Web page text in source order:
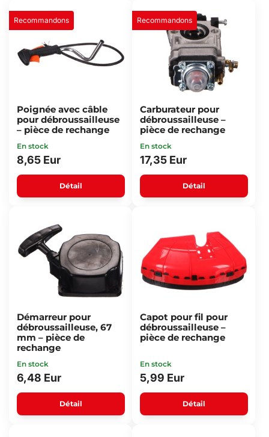
Recommandons
Poignée avec câble
pour débroussailleuse
– pièce de rechange
En stock
8,65 Eur
Détail
Recommandons
Carburateur pour
débroussailleuse –
pièce de rechange
En stock
17,35 Eur
Détail
Démarreur pour
débroussailleuse, 67
mm – pièce de
rechange
En stock
6,48 Eur
Détail
Capot pour fil pour
débroussailleuse –
pièce de rechange
En stock
5,99 Eur
Détail